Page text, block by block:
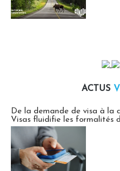
ACTUS
De la demande de visa à la
Visas fluidifie les formalités